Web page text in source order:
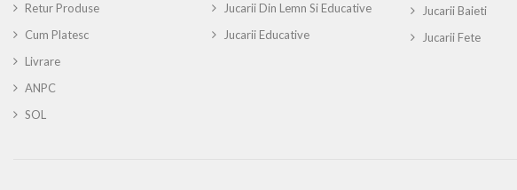
Retur Produse
Cum Platesc
Livrare
ANPC
SOL
Jucarii Din Lemn Si Educative
Jucarii Educative
Jucarii Baieti
Jucarii Fete